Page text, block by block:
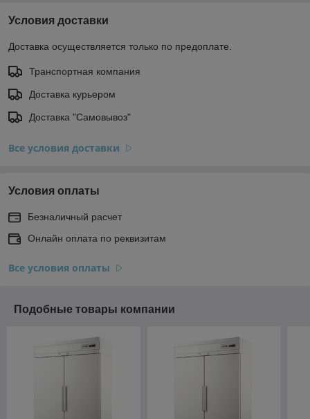
Условия доставки
Доставка осуществляется только по предоплате.
Транспортная компания
Доставка курьером
Доставка "Самовывоз"
Все условия доставки
Условия оплаты
Безналичный расчет
Онлайн оплата по реквизитам
Все условия оплаты
Подобные товары компании